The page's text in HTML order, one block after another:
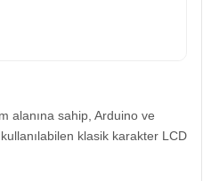
alanına sahip, Arduino ve
klasik karakter LCD